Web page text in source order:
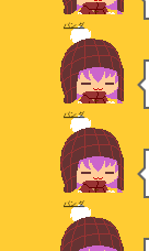
パンダ
パンダ
パンダ